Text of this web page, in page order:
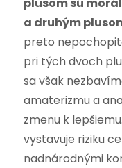
a druhým
preto
pri tých dvoch
sa však
amaterizmu a
zmenu k
vystavuje riziku
nadnárodnými